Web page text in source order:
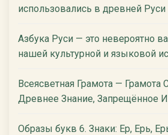
использовались в древней Руси
Азбука Руси — это невероятно
нашей культурной и языковой
Всеясветная Грамота — Грамота
Древнее Знание, Запрещённое
Образы букв 6. Знаки: Ер, Ерь,